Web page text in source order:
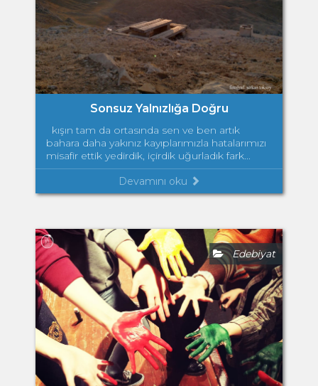
Sonsuz Yalnızlığa Doğru
kışın tam da ortasında sen ve ben artık
bahara daha yakınız kayıplarımızla hatalarımızı
misafir ettik yedirdik, içirdik uğurladık fark...
Devamını oku
Edebiyat